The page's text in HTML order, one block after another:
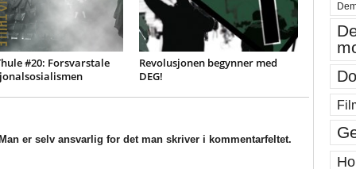
#20: Forsvarstale
Revolusjonen begynner med
DEG!
er selv ansvarlig for det man skriver i kommentarfeltet.